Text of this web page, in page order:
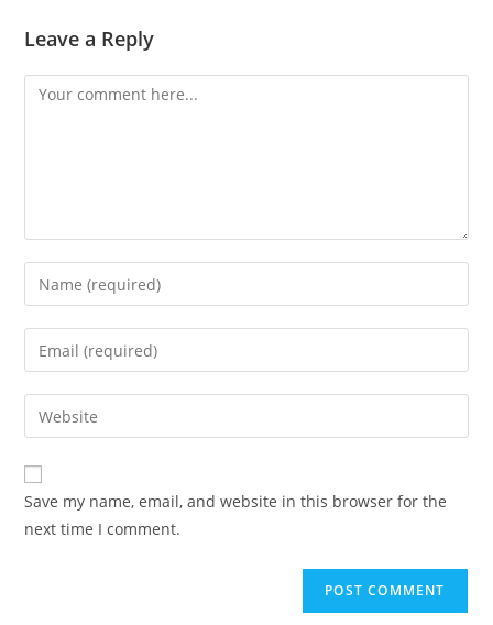
Leave a Reply
Save my name, email, and website in this browser for the
next time I comment.